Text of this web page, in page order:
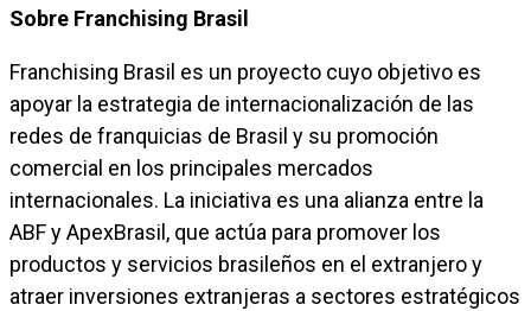
Sobre Franchising Brasil
Franchising Brasil es un proyecto cuyo objetivo es
apoyar la estrategia de internacionalización de las
redes de franquicias de Brasil y su promoción
comercial en los principales mercados
internacionales. La iniciativa es una alianza entre la
ABF y ApexBrasil, que actúa para promover los
productos y servicios brasileños en el extranjero y
atraer inversiones extranjeras a sectores estratégicos